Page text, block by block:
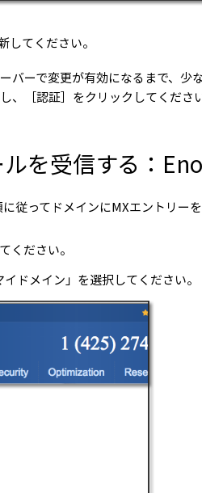
してください。
バーで変更が有効になるまで、少
、［認証］をクリックしてくだ
を受信する：
従ってドメインにMXエントリーを
ください。
ドメイン」を選択してください。